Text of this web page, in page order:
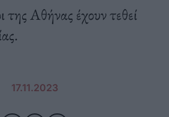
της Αθήνας έχουν τεθεί
17.11.2023